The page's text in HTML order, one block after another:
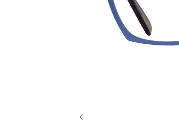
Previous